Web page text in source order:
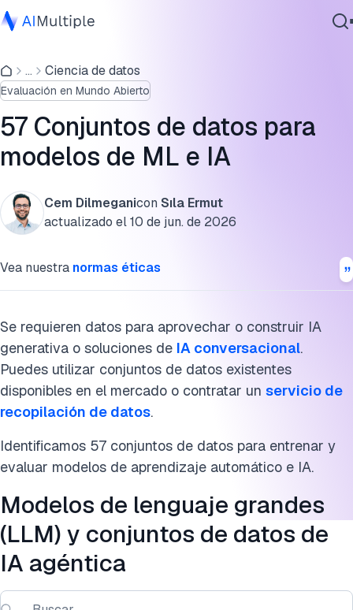
IA agencial
Ciberseguridad
Datos
Software empresarial
Servicios
... Ciencia de datos
Evaluación en Mundo Abierto
57 Conjuntos de datos para
modelos de ML e IA
Cem Dilmeganicon Sıla Ermut
actualizado el10 de jun. de 2026
Vea nuestra normas éticas
Se requieren datos para aprovechar o construir IA
generativa o soluciones de IA conversacional.
Puedes utilizar conjuntos de datos existentes
disponibles en el mercado o contratar un servicio de
recopilación de datos.
Identificamos 57 conjuntos de datos para entrenar y
evaluar modelos de aprendizaje automático e IA.
Modelos de lenguaje grandes
(LLM) y conjuntos de datos de
IA agéntica
Conjuntos de datos de codificación con IA e ingeniería de
software
Conjuntos de datos de ciberseguridad y seguridad de datos
Conjuntos de datos específicos de dominio e industria
Trabajar con un socio de datos
Tipos de conjuntos de datos de ML
Conclusión
Preguntas frecuentes